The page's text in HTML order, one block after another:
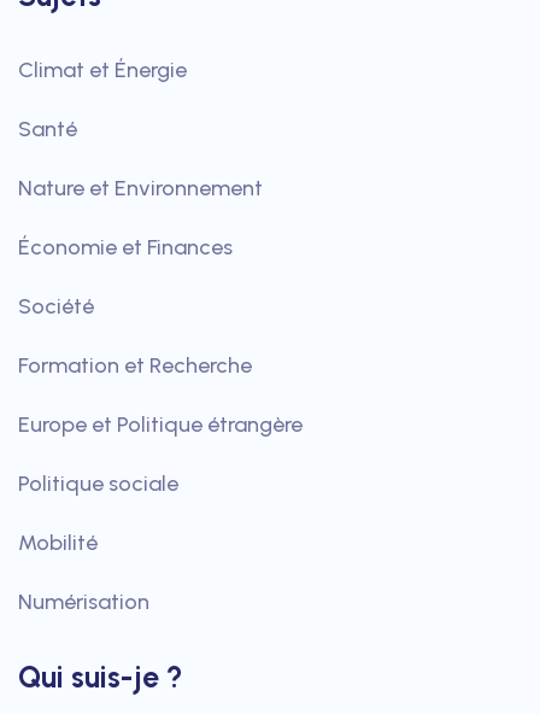
Climat et Énergie
Santé
Nature et Environnement
Économie et Finances
Société
Formation et Recherche
Europe et Politique étrangère
Politique sociale
Mobilité
Numérisation
Qui suis-je ?